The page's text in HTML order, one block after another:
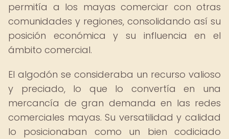
permitía a los mayas comerciar con otras
comunidades y regiones, consolidando así su
posición económica y su influencia en el
ámbito comercial.
El algodón se consideraba un recurso valioso
y preciado, lo que lo convertía en una
mercancía de gran demanda en las redes
comerciales mayas. Su versatilidad y calidad
lo posicionaban como un bien codiciado